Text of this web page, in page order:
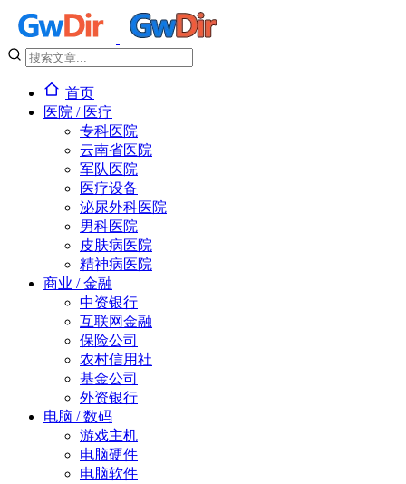
首页
医院 / 医疗
专科医院
云南省医院
军队医院
医疗设备
泌尿外科医院
男科医院
皮肤病医院
精神病医院
商业 / 金融
中资银行
互联网金融
保险公司
农村信用社
基金公司
外资银行
电脑 / 数码
游戏主机
电脑硬件
电脑软件